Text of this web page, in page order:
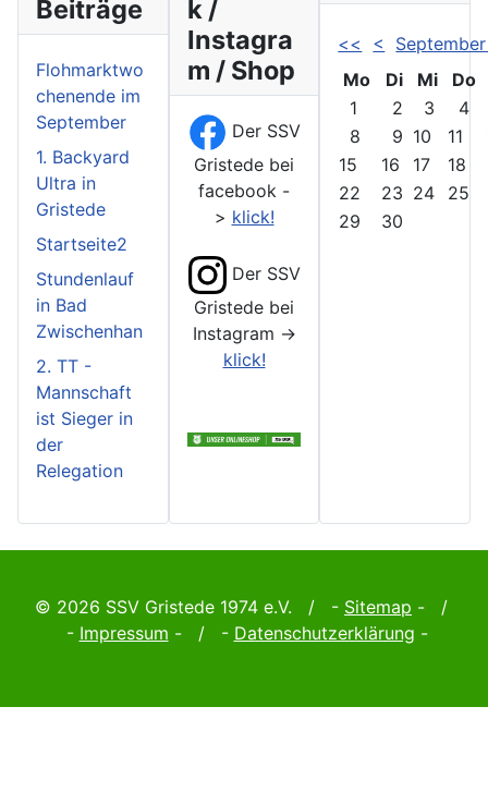
Beiträge
Flohmarktwo
chenende im
September
1. Backyard
Ultra in
Gristede
Startseite2
Stundenlauf
in Bad
Zwischenhan
2. TT -
Mannschaft
ist Sieger in
der
Relegation
k /
Instagra
m / Shop
Der SSV
Gristede bei
facebook -
> klick!
Der SSV
Gristede bei
Instagram ->
klick!
<< <
Mo
Di Mi Do
1
2 3 4
8
9 10 11
15
16 17 18
22
23 24 25
29
30
© 2026 SSV Gristede 1974 e.V. / - Sitemap - /
- Impressum - / - Datenschutzerklärung -